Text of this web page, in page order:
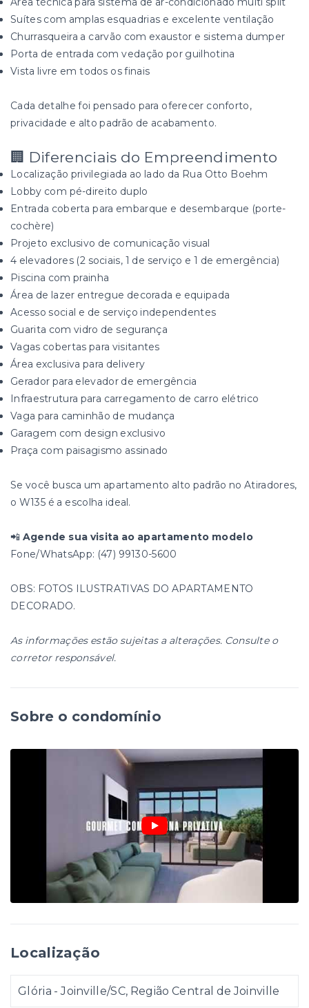
Suítes com amplas esquadrias e excelente ventilação
Churrasqueira a carvão com exaustor e sistema dumper
Porta de entrada com vedação por guilhotina
Vista livre em todos os finais
Cada detalhe foi pensado para oferecer conforto,
privacidade e alto padrão de acabamento.
🏢 Diferenciais do Empreendimento
Localização privilegiada ao lado da Rua Otto Boehm
Lobby com pé-direito duplo
Entrada coberta para embarque e desembarque (porte-
cochère)
Projeto exclusivo de comunicação visual
4 elevadores (2 sociais, 1 de serviço e 1 de emergência)
Piscina com prainha
Área de lazer entregue decorada e equipada
Acesso social e de serviço independentes
Guarita com vidro de segurança
Vagas cobertas para visitantes
Área exclusiva para delivery
Gerador para elevador de emergência
Infraestrutura para carregamento de carro elétrico
Vaga para caminhão de mudança
Garagem com design exclusivo
Praça com paisagismo assinado
Se você busca um apartamento alto padrão no Atiradores,
o W135 é a escolha ideal.
📲 Agende sua visita ao apartamento modelo
Fone/WhatsApp: (47) 99130-5600
OBS: FOTOS ILUSTRATIVAS DO APARTAMENTO
DECORADO.
As informações estão sujeitas a alterações. Consulte o
corretor responsável.
Sobre o condomínio
Localização
Glória - Joinville/SC, Região Central de Joinville